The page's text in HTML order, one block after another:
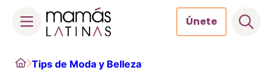
Únete
HomeTips de Moda y Belleza